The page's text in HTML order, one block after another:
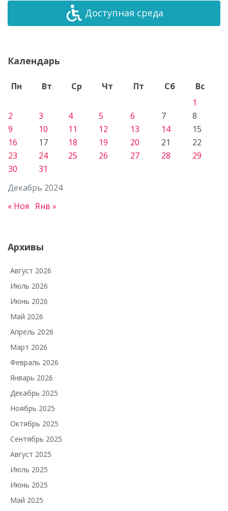
Доступная среда
Календарь
Декабрь 2024
Пн Вт Ср Чт Пт Сб
Вс
1
2
3 4 5 6 7
8
9
10 11 12 13 14
15
16
17 18 19 20 21
22
23
24 25 26 27 28
29
30
31
« Ноя Янв »
Архивы
Август 2026
Июль 2026
Июнь 2026
Май 2026
Апрель 2026
Март 2026
Февраль 2026
Январь 2026
Декабрь 2025
Ноябрь 2025
Октябрь 2025
Сентябрь 2025
Август 2025
Июль 2025
Июнь 2025
Май 2025